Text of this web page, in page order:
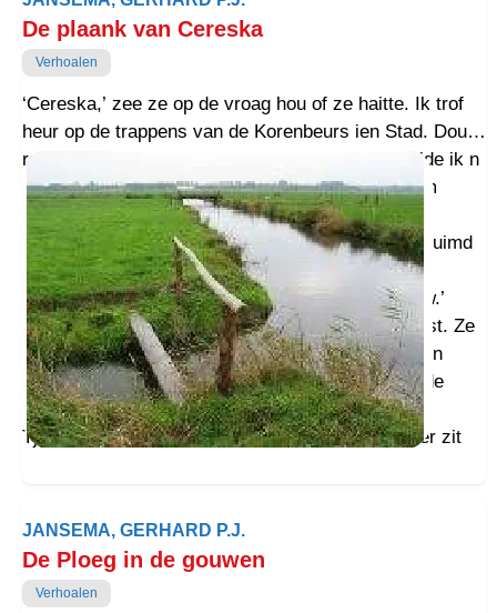
De plaank van Cereska
Verhoalen
‘Cereska,’ zee ze op de vroag hou of ze haitte. Ik trof
heur op de trappens van de Korenbeurs ien Stad. Dou t
rekkertje van heur coronasmoelie knapde, zwaaide ik n
doemke noar heur en vruig hou of ze aan dij noam
kwam. Zai wees noar ain van de beelden noast
d’iengang, d’insperoatsie van heur noam. ‘Ik bin nuimd
noar mien bet-bet-bet-bet-overoma Ceres,’ zee
Cereska, ‘de Romeinse godin van de Laandbaauw.’
Poepoe, zai was zug hail bewust van heur òfkomst. Ze
wees noar t dak, noar t beeld van Mercurius. ‘Mien
over- over- over- over opa, hai bemuide zug mit de
haandel van onze laandaarbaaid,’ zee t wicht.
Tjonge, ik haar te doun mit veurnoame lu. Mor der zit
en hier rechts staait oomke Neptunus, hai muik dat
boudel over de zeeën dreef.’
Ik bedocht n grapke: ‘Kwam haandel wel op tied aan?
Woulege tieden, broezeg wotter dou.’ Nait goochem.
JANSEMA, GERHARD P.J.
De Ploeg in de gouwen
Verhoalen